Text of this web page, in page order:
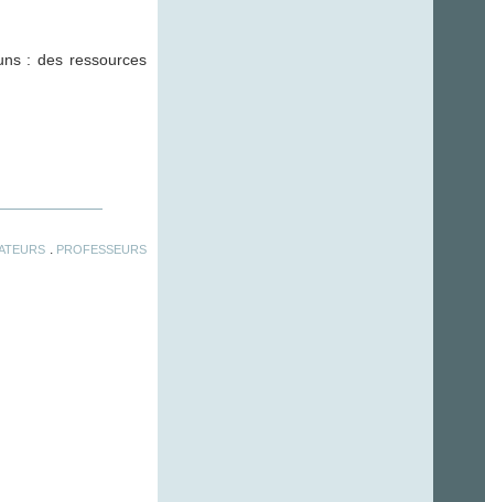
: des ressources
PROFESSEURS